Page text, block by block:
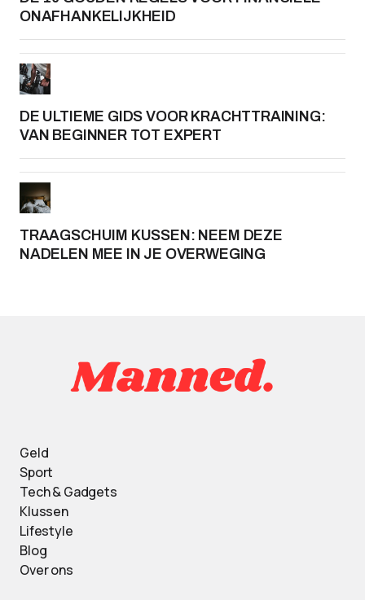
ONAFHANKELIJKHEID
DE ULTIEME GIDS VOOR KRACHTTRAINING:
VAN BEGINNER TOT EXPERT
TRAAGSCHUIM KUSSEN: NEEM DEZE
NADELEN MEE IN JE OVERWEGING
Geld
Sport
Tech & Gadgets
Klussen
Lifestyle
Blog
Over ons